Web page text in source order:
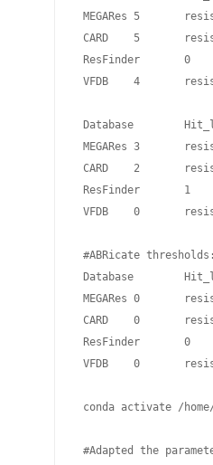
MEGARes 5
CARD    5
ResFinder       0
VFDB    4
Database
MEGARes 3
CARD    2
ResFinder       1
VFDB    0
#ABRicate thresholds:
Database
MEGARes 0
CARD    0
ResFinder       0
VFDB    0
conda activate /
#Adapted the